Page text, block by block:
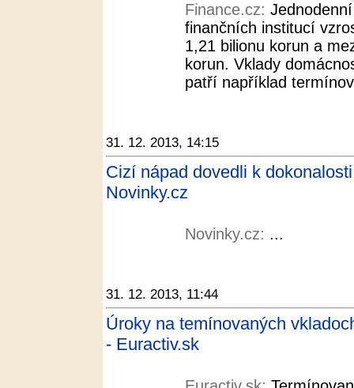
Finance.cz:
finančních institucí
1,21 bilionu korun a
korun. Vklady
patří například
31. 12. 2013, 14:15
Cizí nápad dovedli k
Novinky.cz
Novinky.cz: ...
31. 12. 2013, 11:44
Úroky na temínovaných
- Euractiv.sk